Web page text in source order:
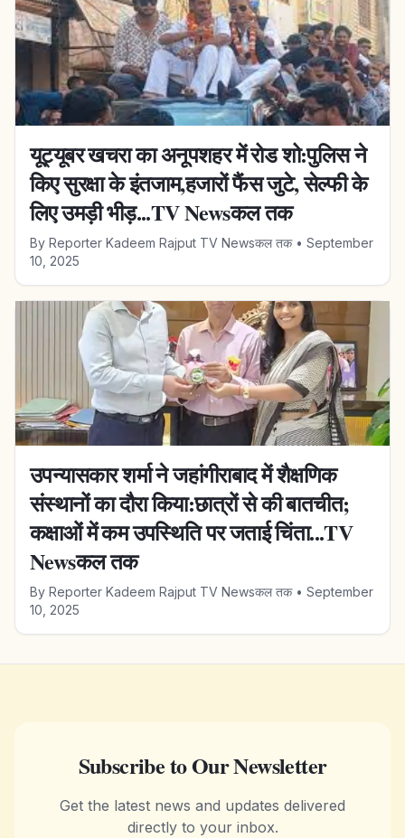
यूट्यूबर खचरा का अनूपशहर में रोड शो:पुलिस ने
किए सुरक्षा के इंतजाम,हजारों फैंस जुटे, सेल्फी के
लिए उमड़ी भीड़...TV Newsकल तक
By Reporter Kadeem Rajput TV Newsकल तक• September
10, 2025
उपन्यासकार शर्मा ने जहांगीराबाद में शैक्षणिक
संस्थानों का दौरा किया:छात्रों से की बातचीत;
कक्षाओं में कम उपस्थिति पर जताई चिंता...TV
Newsकल तक
By Reporter Kadeem Rajput TV Newsकल तक• September
10, 2025
Subscribe to Our Newsletter
Get the latest news and updates delivered
directly to your inbox.